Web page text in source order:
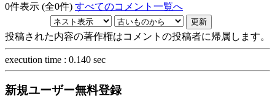
0件表示 (全0件) すべてのコメント一覧へ
投稿された内容の著作権はコメントの投稿者に帰属します。
execution time : 0.140 sec
新規ユーザー無料登録